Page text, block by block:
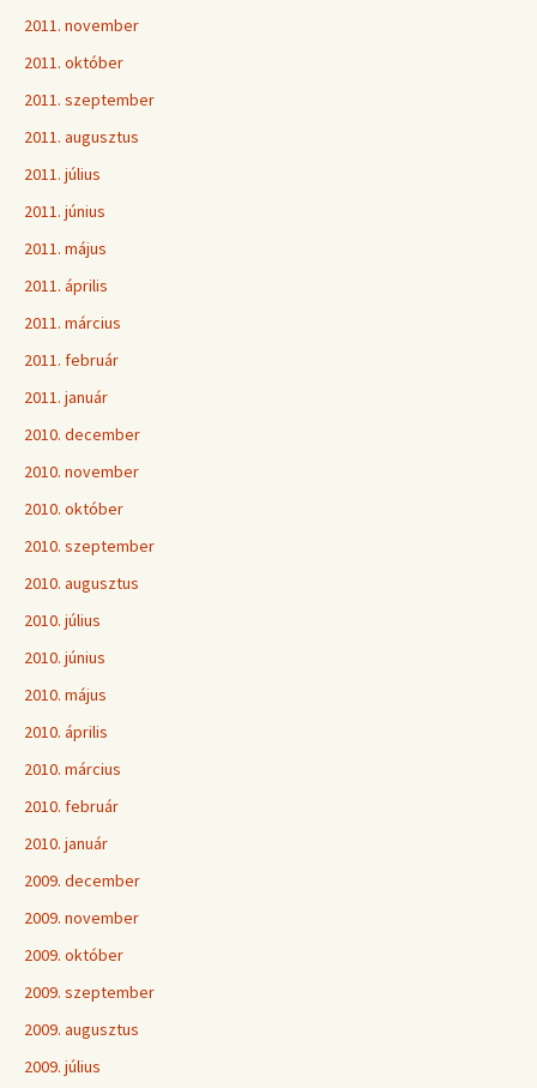
2011. november
2011. október
2011. szeptember
2011. augusztus
2011. július
2011. június
2011. május
2011. április
2011. március
2011. február
2011. január
2010. december
2010. november
2010. október
2010. szeptember
2010. augusztus
2010. július
2010. június
2010. május
2010. április
2010. március
2010. február
2010. január
2009. december
2009. november
2009. október
2009. szeptember
2009. augusztus
2009. július